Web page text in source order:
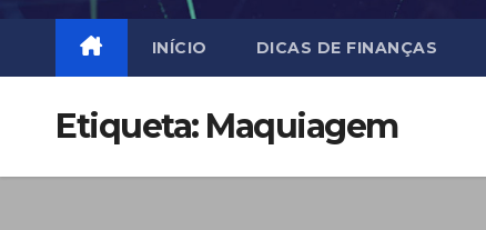
INÍCIO DICAS DE FINANÇAS
Etiqueta: Maquiagem